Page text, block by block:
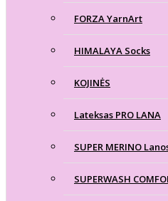
FORZA YarnArt
HIMALAYA Socks
KOJINĖS
Lateksas PRO LANA
SUPER MERINO
SUPERWASH